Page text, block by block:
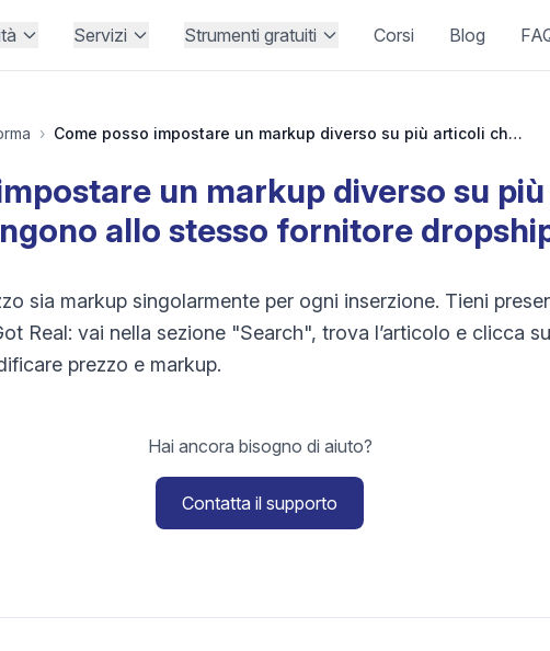
Servizi Strumenti gratuiti Corsi Blog
› Come posso impostare un markup diverso su più articoli che appartengono allo stesso fornitore dropshipping?
un markup diverso su
allo stesso fornitore
sia markup singolarmente per ogni inserzione. Tieni
Real: vai nella sezione "Search", trova l’articolo e clicca
prezzo e markup.
Hai ancora bisogno di aiuto?
Contatta il supporto